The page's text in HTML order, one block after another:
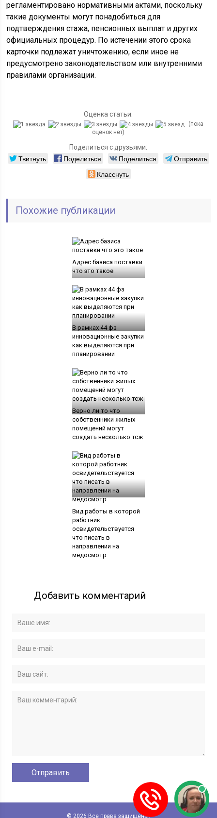
регламентировано нормативными актами, поскольку
такие документы могут понадобиться для
подтверждения стажа, пенсионных выплат и других
официальных процедур. По истечении этого срока
карточки подлежат уничтожению, если иное не
предусмотрено законодательством или внутренними
правилами организации.
Оценка статьи:
(пока
оценок нет)
Поделиться с друзьями:
Твитнуть Поделиться Поделиться
Отправить
Класснуть
Похожие публикации
Адрес базиса поставки
что это такое
В рамках 44 фз
инновационные закупки
как выделяются при
планировании
Верно ли то что
собственники жилых
помещений могут
создать несколько тсж
Вид работы в которой
работник
освидетельствуется
что писать в
направлении на
медосмотр
Добавить комментарий
© 2026 Все права защищены.